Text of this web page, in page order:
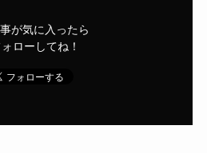
が気に入ったら
ローしてね！